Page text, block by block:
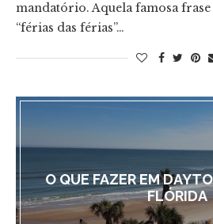
mandatório. Aquela famosa
“férias das férias”…
O QUE FAZER EM
FLÓRIDA